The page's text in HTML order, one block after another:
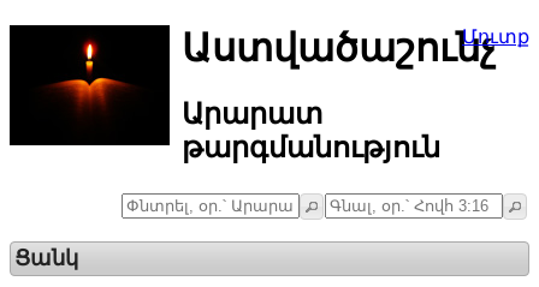
Աստվածաշունչ
Արարատ
թարգմանություն
Մուտք
Ցանկ